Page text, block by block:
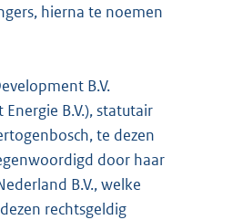
hierna te noemen
B.V.
B.V.), statutair
te dezen
door haar
B.V., welke
rechtsgeldig